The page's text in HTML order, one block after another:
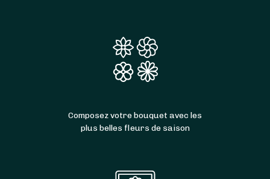
Composez votre bouquet avec les
plus belles fleurs de saison